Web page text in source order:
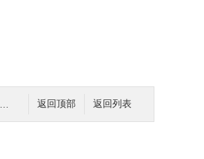
返回列表
返回顶部